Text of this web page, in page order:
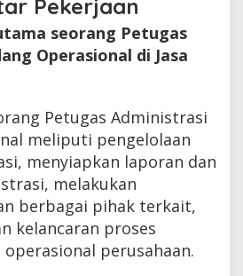
Pekerjaan
seorang Petugas
Operasional di Jasa
Petugas Administrasi
meliputi pengelolaan
menyiapkan laporan dan
melakukan
berbagai pihak terkait,
kelancaran proses
perusahaan.